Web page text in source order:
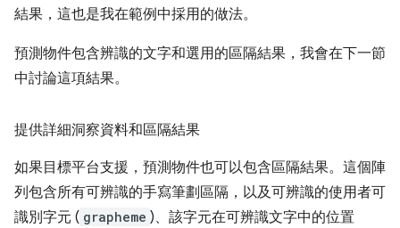
結果，這也是我在範例中採用的做法。
預測物件包含辨識的文字和選用的區隔結果，我會在下一節
中討論這項結果。
提供詳細洞察資料和區隔結果
如果目標平台支援，預測物件也可以包含區隔結果。這個陣
列包含所有可辨識的手寫筆劃區隔，以及可辨識的使用者可
識別字元 ( grapheme )、該字元在可辨識文字中的位置